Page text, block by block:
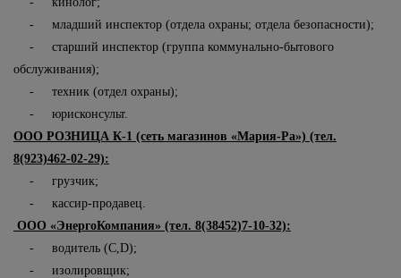
- младший инспектор (отдела охраны; отдела безопасности);
- старший инспектор (группа коммунально-бытового
обслуживания);
- техник (отдел охраны);
- юрисконсульт.
ООО РОЗНИЦА К-1 (сеть магазинов «Мария-Ра») (тел.
8(923)462-02-29):
- грузчик;
- кассир-продавец.
ООО «ЭнергоКомпания» (тел. 8(38452)7-10-32):
- водитель (C,D);
- изолировщик;